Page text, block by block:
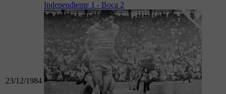
23/12/1984
Independiente 1 - Boca 2